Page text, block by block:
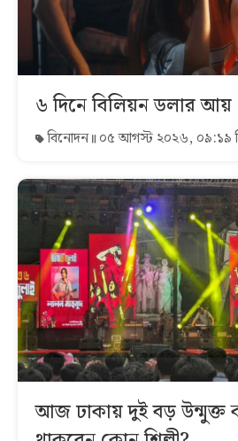
৬ দিনে বিলিয়ন ডলার আয়
বিনোদন ০৫ আগস্ট ২০২৬, ০৯:১৯
আজ ঢাকায় দুই বড় উন্মুক্ত